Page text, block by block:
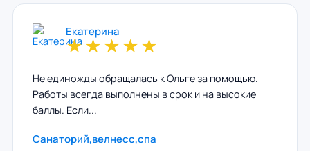
Екатерина
★★★★★
Не единожды обращалась к Ольге за помощью.
Работы всегда выполнены в срок и на высокие
баллы. Если...
Санаторий,велнесс,спа